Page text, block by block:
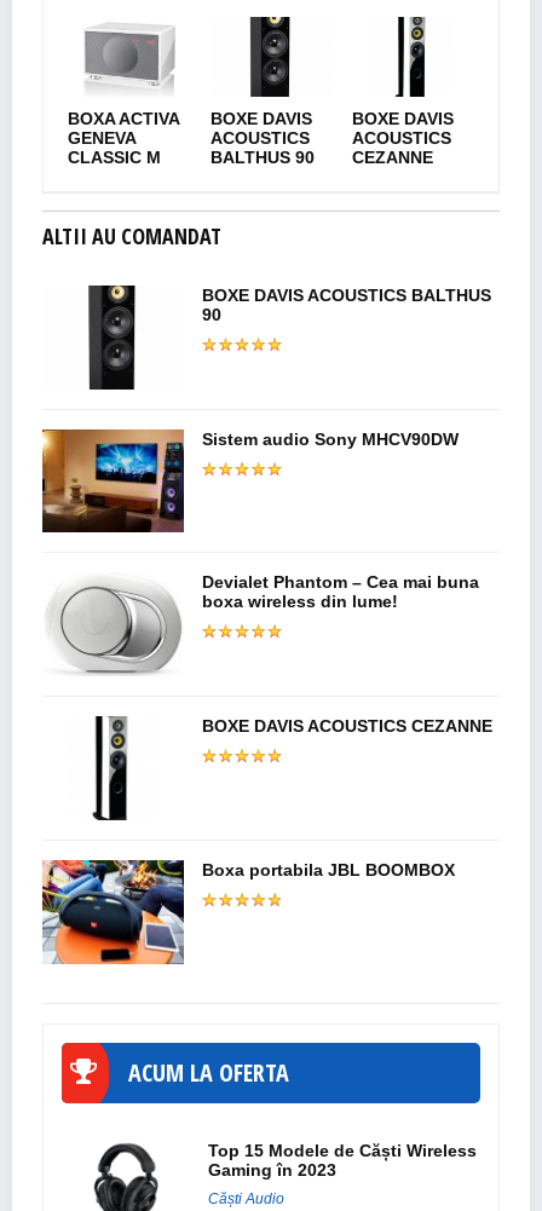
BOXA ACTIVA
GENEVA
CLASSIC M
BOXE DAVIS
ACOUSTICS
BALTHUS 90
BOXE DAVIS
ACOUSTICS
CEZANNE
ALTII AU COMANDAT
BOXE DAVIS ACOUSTICS BALTHUS
90
Sistem audio Sony MHCV90DW
Devialet Phantom – Cea mai buna
boxa wireless din lume!
BOXE DAVIS ACOUSTICS CEZANNE
Boxa portabila JBL BOOMBOX
ACUM LA OFERTA
Top 15 Modele de Căști Wireless
Gaming în 2023
Căști Audio